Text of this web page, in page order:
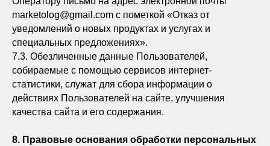
marketolog@gmail.com с пометкой «Отказ от
уведомлений о новых продуктах и услугах и
специальных предложениях».
7.3. Обезличенные данные Пользователей,
собираемые с помощью сервисов интернет-
статистики, служат для сбора информации о
действиях Пользователей на сайте, улучшения
качества сайта и его содержания.
8. Правовые основания обработки персональных